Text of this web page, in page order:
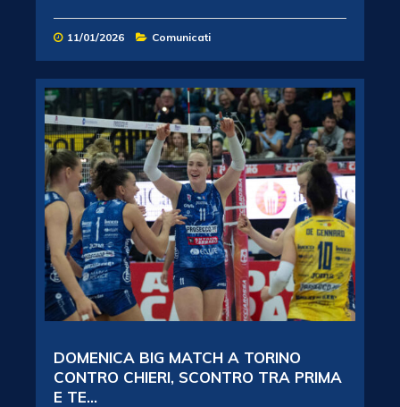
11/01/2026 Comunicati
DOMENICA BIG MATCH A TORINO
CONTRO CHIERI, SCONTRO TRA PRIMA
E TE...